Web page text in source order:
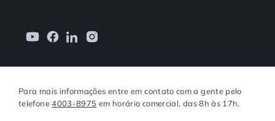
Para mais informações entre em contato com a gente pelo
telefone4003-8975 em horário comercial, das 8h às 17h.